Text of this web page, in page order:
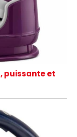
puissante et